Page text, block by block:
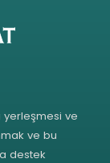
yerleşmesi ve
ve bu
destek